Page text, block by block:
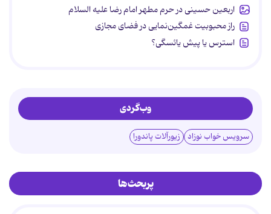
اربعین حسینی در حرم مطهر امام رضا علیه السلام
راز محبوبیت غمگین‌نمایی در فضای مجازی
استرس یا پیش یائسگی؟
وب‌گردی
سرویس خواب نوزاد زیورآلات پاندورا
پربحث‌ها